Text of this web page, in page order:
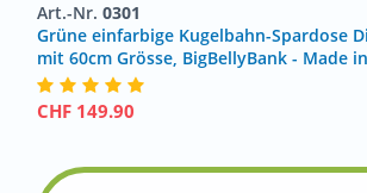
Art.-Nr. 0301
Grüne einfarbige Kugelbahn-Spardose
mit 60cm Grösse, BigBellyBank - Made
CHF 149.90